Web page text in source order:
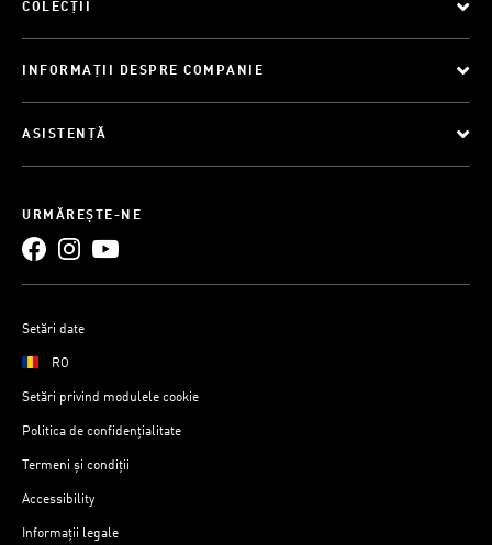
COLECȚII
INFORMAȚII DESPRE COMPANIE
ASISTENȚĂ
URMĂREȘTE-NE
Setări date
RO
Setări privind modulele cookie
Politica de confidențialitate
Termeni și condiții
Accessibility
Informații legale